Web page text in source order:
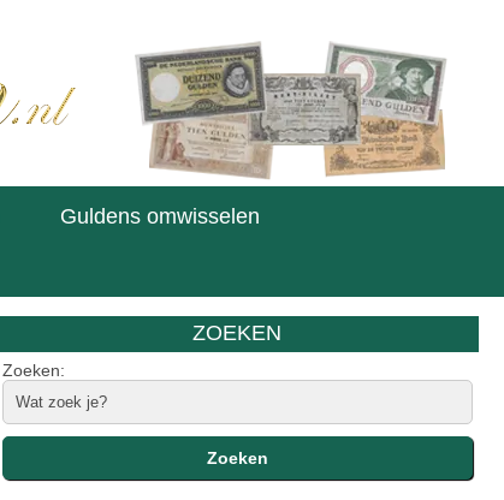
Guldens omwisselen
ZOEKEN
Zoeken: